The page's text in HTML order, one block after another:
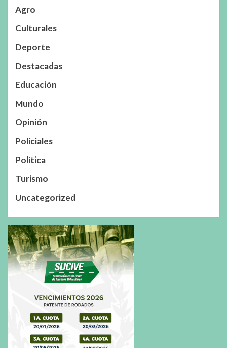
Agro
Culturales
Deporte
Destacadas
Educación
Mundo
Opinión
Policiales
Política
Turismo
Uncategorized